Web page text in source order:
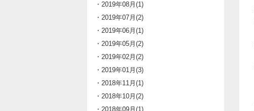
・2019年08月(1)
・2019年07月(2)
・2019年06月(1)
・2019年05月(2)
・2019年02月(2)
・2019年01月(3)
・2018年11月(1)
・2018年10月(2)
・2018年09月(1)